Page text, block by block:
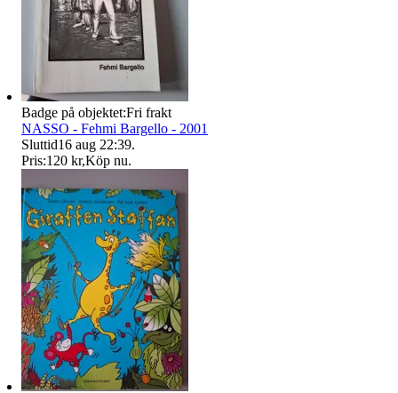
Badge på objektet:Fri frakt
NASSO - Fehmi Bargello - 2001
Sluttid16 aug 22:39.
Pris:120 kr,Köp nu.